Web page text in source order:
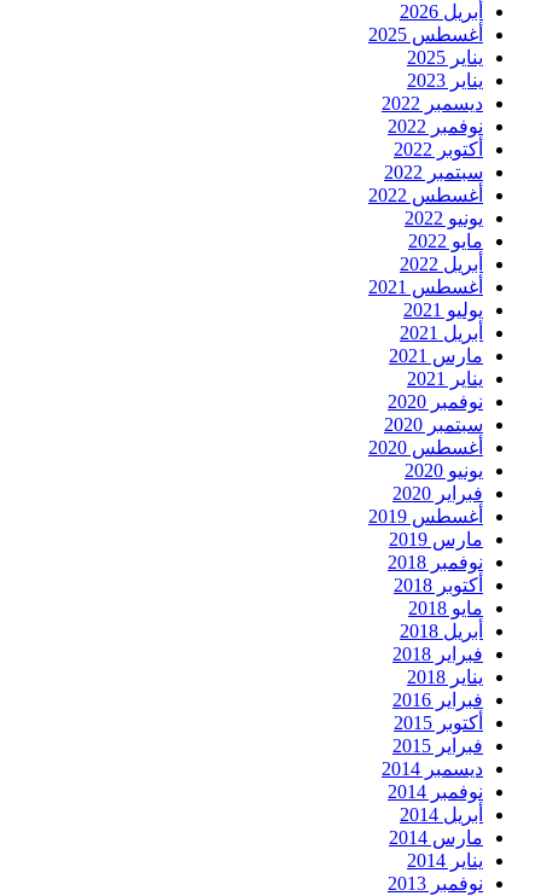
أبريل 2026
أغسطس 2025
يناير 2025
يناير 2023
ديسمبر 2022
نوفمبر 2022
أكتوبر 2022
سبتمبر 2022
أغسطس 2022
يونيو 2022
مايو 2022
أبريل 2022
أغسطس 2021
يوليو 2021
أبريل 2021
مارس 2021
يناير 2021
نوفمبر 2020
سبتمبر 2020
أغسطس 2020
يونيو 2020
فبراير 2020
أغسطس 2019
مارس 2019
نوفمبر 2018
أكتوبر 2018
مايو 2018
أبريل 2018
فبراير 2018
يناير 2018
فبراير 2016
أكتوبر 2015
فبراير 2015
ديسمبر 2014
نوفمبر 2014
أبريل 2014
مارس 2014
يناير 2014
نوفمبر 2013